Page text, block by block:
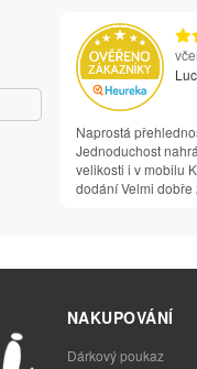
Naprostá
Jednoduchost
velikosti i v mobilu
dodání Velmi
NAKUPOVÁNÍ
Dárkový poukaz